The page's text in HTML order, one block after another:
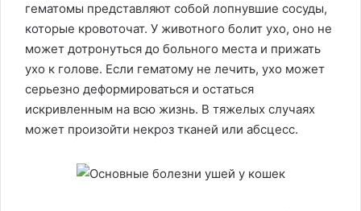
гематомы представляют собой лопнувшие сосуды,
которые кровоточат. У животного болит ухо, оно не
может дотронуться до больного места и прижать
ухо к голове. Если гематому не лечить, ухо может
серьезно деформироваться и остаться
искривленным на всю жизнь. В тяжелых случаях
может произойти некроз тканей или абсцесс.